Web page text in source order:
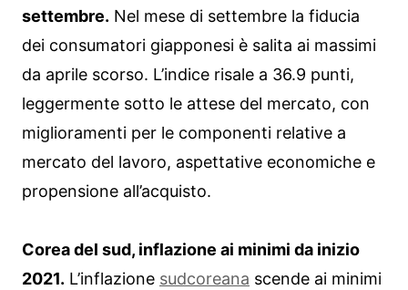
settembre. Nel mese di settembre la fiducia
dei consumatori giapponesi è salita ai massimi
da aprile scorso. L’indice risale a 36.9 punti,
leggermente sotto le attese del mercato, con
miglioramenti per le componenti relative a
mercato del lavoro, aspettative economiche e
propensione all’acquisto.
Corea del sud, inflazione ai minimi da inizio
2021. L’inflazione sudcoreana scende ai minimi